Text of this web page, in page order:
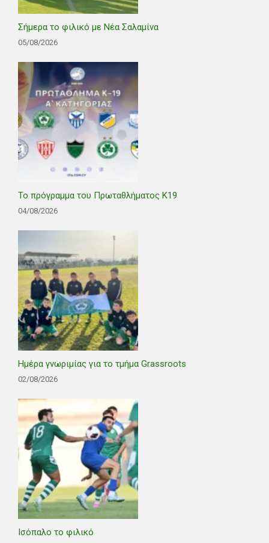
Σήμερα το φιλικό με Νέα Σαλαμίνα
05/08/2026
Το πρόγραμμα του Πρωταθλήματος Κ19
04/08/2026
Ημέρα γνωριμίας για το τμήμα Grassroots
02/08/2026
Ισόπαλο το φιλικό